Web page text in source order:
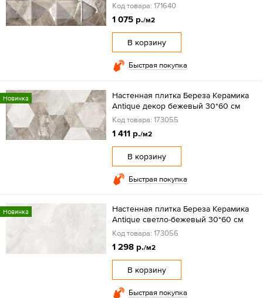
Код товара: 171640
1 075 р./м2
В корзину
Быстрая покупка
Новинка
Настенная плитка Береза Керамика
Antique декор бежевый 30*60 см
Код товара: 173055
1 411 р./м2
В корзину
Быстрая покупка
Новинка
Настенная плитка Береза Керамика
Antique светло-бежевый 30*60 см
Код товара: 173056
1 298 р./м2
В корзину
Быстрая покупка